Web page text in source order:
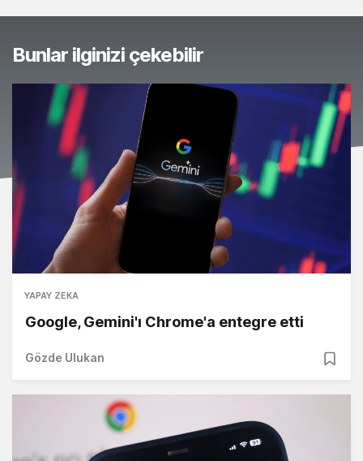
Bunlar ilginizi çekebilir
YAPAY ZEKA
Google, Gemini'ı Chrome'a entegre etti
Gözde Ulukan